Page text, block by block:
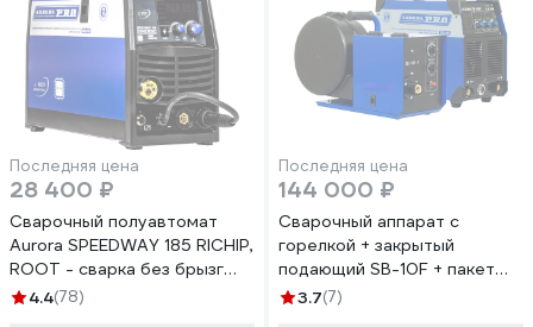
Последняя цена
28 400 ₽
Сварочный полуавтомат
Aurora SPEEDWAY 185 RICHIP,
ROOT - сварка без брызг
38778
4.4(78)
Последняя цена
144 000 ₽
Сварочный аппарат с
горелкой + закрытый
подающий SB-10F + пакет
проводов Aurora ULTIMATE
3.7(7)